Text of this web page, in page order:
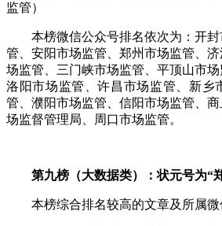
监管）
本榜微信公众号排名依次为：开封
管、安阳市场监管、郑州市场监管、
场监管、三门峡市场监管、平顶山市场
洛阳市场监管、许昌市场监管、新乡
管、濮阳市场监管、信阳市场监管、
场监督管理局、周口市场监管。
第九榜（大数据类）：状元号为“
本榜综合排名较高的文章及所属微